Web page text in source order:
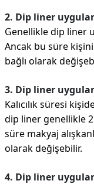
2. Dip liner
Genellikle dip liner
Ancak bu süre
bağlı olarak
3. Dip liner
Kalıcılık süresi
dip liner genellikle 2
süre makyaj
olarak değişebilir.
4. Dip liner